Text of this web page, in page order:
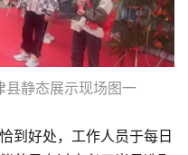
县静态展示现场图一
到好处，工作人员于每日